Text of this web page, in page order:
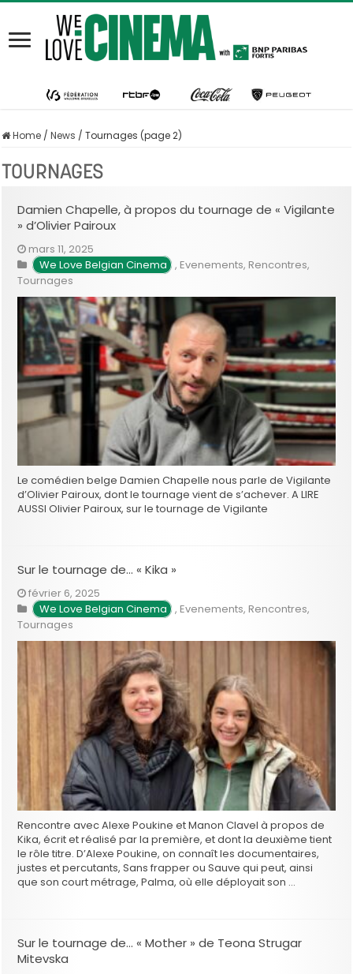
Home / News / Tournages (page 2)
TOURNAGES
Damien Chapelle, à propos du tournage de « Vigilante
» d’Olivier Pairoux
mars 11, 2025
We Love Belgian Cinema , Evenements, Rencontres,
Tournages
Le comédien belge Damien Chapelle nous parle de Vigilante
d’Olivier Pairoux, dont le tournage vient de s’achever. A LIRE
AUSSI Olivier Pairoux, sur le tournage de Vigilante
Sur le tournage de… « Kika »
février 6, 2025
We Love Belgian Cinema , Evenements, Rencontres,
Tournages
Rencontre avec Alexe Poukine et Manon Clavel à propos de
Kika, écrit et réalisé par la première, et dont la deuxième tient
le rôle titre. D’Alexe Poukine, on connaît les documentaires,
justes et percutants, Sans frapper ou Sauve qui peut, ainsi
que son court métrage, Palma, où elle déployait son …
Sur le tournage de… « Mother » de Teona Strugar
Mitevska